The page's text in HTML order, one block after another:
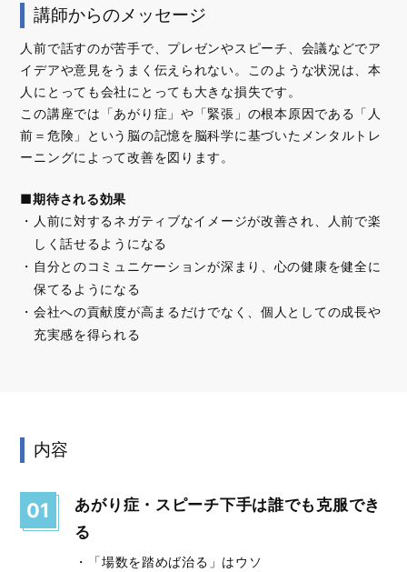
講師からのメッセージ
人前で話すのが苦手で、プレゼンやスピーチ、会議などでア
イデアや意見をうまく伝えられない。このような状況は、本
人にとっても会社にとっても大きな損失です。
この講座では「あがり症」や「緊張」の根本原因である「人
前＝危険」という脳の記憶を脳科学に基づいたメンタルトレ
ーニングによって改善を図ります。
■期待される効果
人前に対するネガティブなイメージが改善され、人前で楽
しく話せるようになる
自分とのコミュニケーションが深まり、心の健康を健全に
保てるようになる
会社への貢献度が高まるだけでなく、個人としての成長や
充実感を得られる
内容
01
あがり症・スピーチ下手は誰でも克服でき
る
・「場数を踏めば治る」はウソ